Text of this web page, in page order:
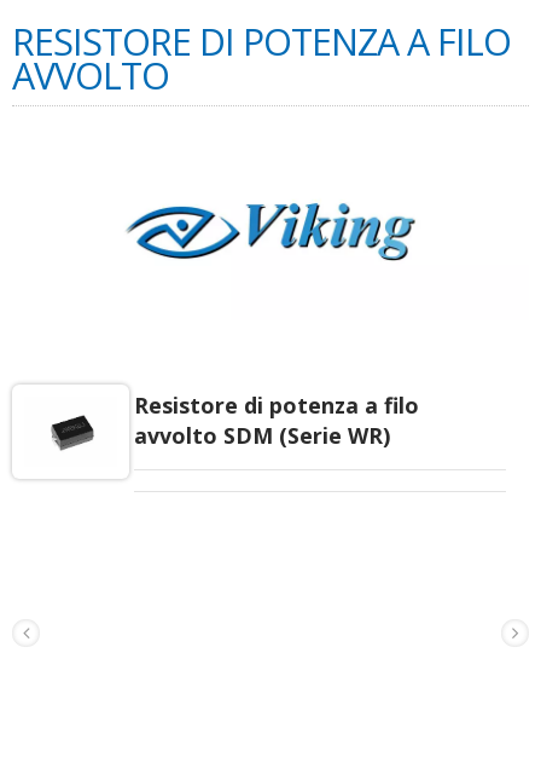
RESISTORE DI POTENZA A FILO
AVVOLTO
Resistore di potenza a filo
avvolto SDM (Serie WR)